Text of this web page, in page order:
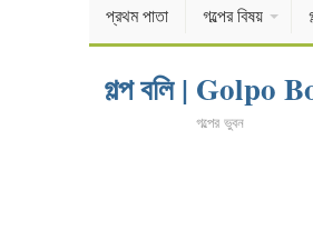
প্রথম পাতা গল্পের বিষয়
গল্প বলি | Golpo
গল্পের ভুবন